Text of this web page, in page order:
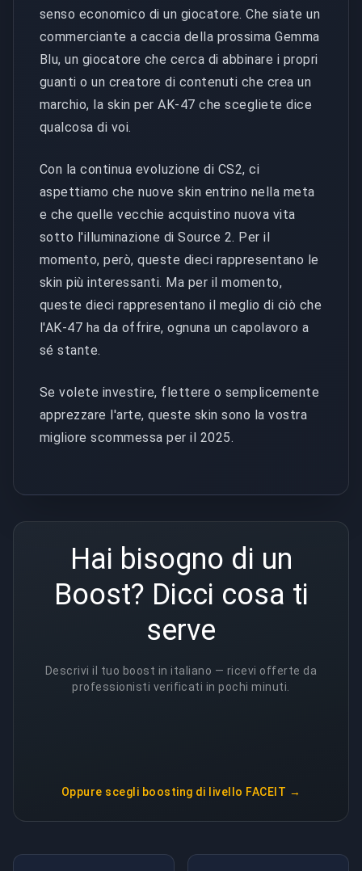
senso economico di un giocatore. Che siate un
commerciante a caccia della prossima Gemma
Blu, un giocatore che cerca di abbinare i propri
guanti o un creatore di contenuti che crea un
marchio, la skin per AK-47 che scegliete dice
qualcosa di voi.
Con la continua evoluzione di CS2, ci
aspettiamo che nuove skin entrino nella meta
e che quelle vecchie acquistino nuova vita
sotto l'illuminazione di Source 2. Per il
momento, però, queste dieci rappresentano le
skin più interessanti. Ma per il momento,
queste dieci rappresentano il meglio di ciò che
l'AK-47 ha da offrire, ognuna un capolavoro a
sé stante.
Se volete investire, flettere o semplicemente
apprezzare l'arte, queste skin sono la vostra
migliore scommessa per il 2025.
Hai bisogno di un
Boost? Dicci cosa ti
serve
Descrivi il tuo boost in italiano — ricevi offerte da
professionisti verificati in pochi minuti.
Oppure scegli boosting di livello FACEIT →